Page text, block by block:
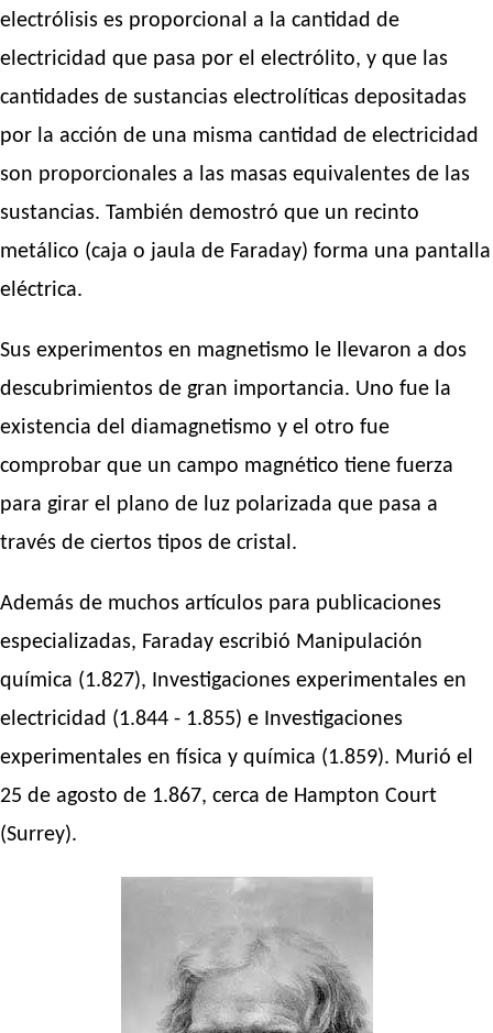
electrólisis es proporcional a la cantidad de
electricidad que pasa por el electrólito, y que las
cantidades de sustancias electrolíticas depositadas
por la acción de una misma cantidad de electricidad
son proporcionales a las masas equivalentes de las
sustancias. También demostró que un recinto
metálico (caja o jaula de Faraday) forma una pantalla
eléctrica.
Sus experimentos en magnetismo le llevaron a dos
descubrimientos de gran importancia. Uno fue la
existencia del diamagnetismo y el otro fue
comprobar que un campo magnético tiene fuerza
para girar el plano de luz polarizada que pasa a
través de ciertos tipos de cristal.
Además de muchos artículos para publicaciones
especializadas, Faraday escribió Manipulación
química (1.827), Investigaciones experimentales en
electricidad (1.844 - 1.855) e Investigaciones
experimentales en física y química (1.859). Murió el
25 de agosto de 1.867, cerca de Hampton Court
(Surrey).